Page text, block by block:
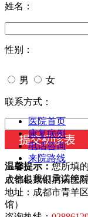
姓名：
性别：
男 女
今天日期：
联系方式：
温馨提示： 您所填
人信息我们承诺绝
医院首页
康复病例
电话咨询
来院路线
成都银康银屑病医
地址：成都市青羊
馆）